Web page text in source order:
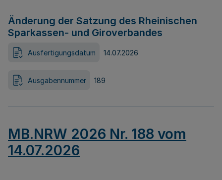
Änderung der Satzung des Rheinischen
Sparkassen- und Giroverbandes
Ausfertigungsdatum 14.07.2026
Ausgabennummer 189
MB.NRW 2026 Nr. 188 vom
14.07.2026